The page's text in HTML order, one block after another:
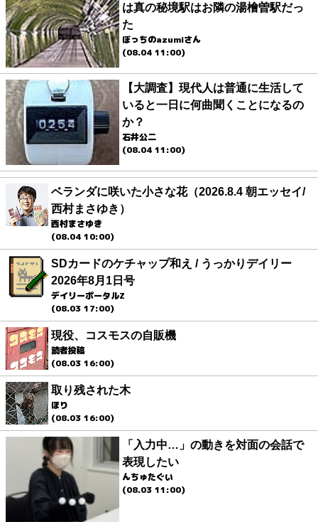
は真の秘境駅はお隣の湯檜曽駅だっ
た
ぼっちのazumiさん
(08.04 11:00)
【大調査】現代人は普通に生活して
いると一日に何曲聞くことになるの
か？
石井公二
(08.04 11:00)
ベランダに咲いた小さな花（2026.8.4 朝エッセイ/
西村まさゆき）
西村まさゆき
(08.04 10:00)
SDカードのケチャップ和え / うっかりデイリー
2026年8月1日号
デイリーポータルZ
(08.03 17:00)
現役、コスモスの自販機
読者投稿
(08.03 16:00)
取り残された木
ほり
(08.03 16:00)
「入力中…」の動きを対面の会話で
表現したい
んちゅたぐい
(08.03 11:00)